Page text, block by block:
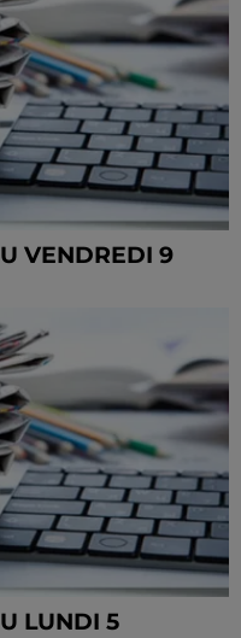
VENDREDI 9
LUNDI 5